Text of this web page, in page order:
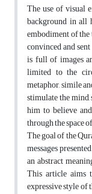
The use of visual
background in all
embodiment of the
convinced and
is full of images
limited to the
metaphor, simile
stimulate the
him to believe
through the space
The goal of the
messages
an abstract
This article aims
expressive style